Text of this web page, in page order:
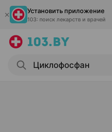
Установить приложение
103: поиск лекарств и врачей